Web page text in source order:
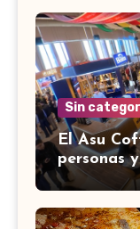
Sin
El Asu
personas